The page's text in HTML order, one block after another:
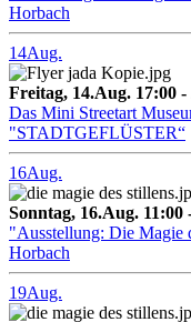
Horbach
14Aug.
Freitag, 14.Aug. 17:00
Das Mini Streetart
"STADTGEFLÜSTER“
16Aug.
Sonntag, 16.Aug. 11:00
"Ausstellung: Die Magie
Horbach
19Aug.